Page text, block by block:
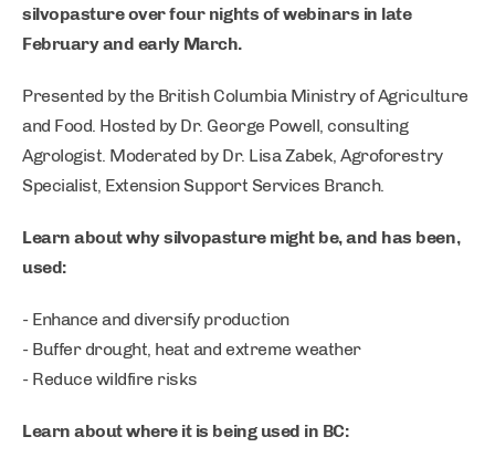
silvopasture over four nights of webinars in late
February and early March.
Presented by the British Columbia Ministry of Agriculture
and Food. Hosted by Dr. George Powell, consulting
Agrologist. Moderated by Dr. Lisa Zabek, Agroforestry
Specialist, Extension Support Services Branch.
Learn about why silvopasture might be, and has been,
used:
- Enhance and diversify production
- Buffer drought, heat and extreme weather
- Reduce wildfire risks
Learn about where it is being used in BC: